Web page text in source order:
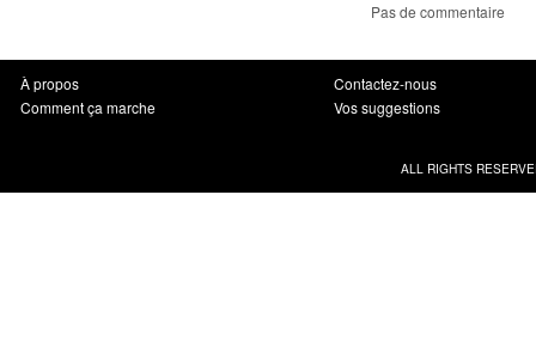
Pas de commentaire
À propos
Comment ça marche
Contactez-nous
Vos suggestions
ALL RIGHTS